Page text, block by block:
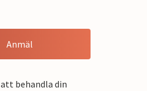
Anmäl
behandla din